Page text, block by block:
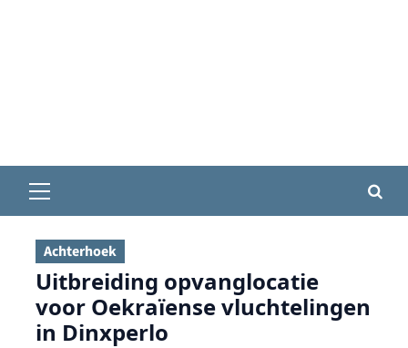
menu
Achterhoek
Uitbreiding opvanglocatie
voor Oekraïense vluchtelingen
in Dinxperlo